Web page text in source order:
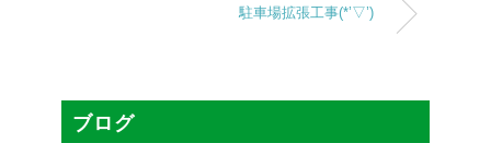
駐車場拡張工事(*’▽’)
ブログ